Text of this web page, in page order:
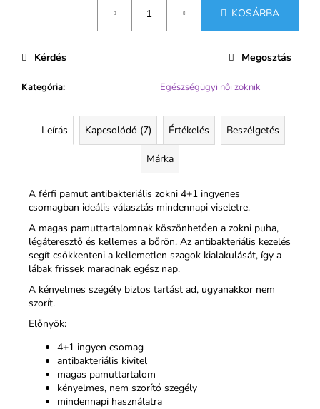
KOSÁRBA
Kategória: Egészségügyi női zoknik
Kérdés Megosztás
Leírás Kapcsolódó (7) Értékelés Beszélgetés
Márka
A férfi pamut antibakteriális zokni 4+1 ingyenes
csomagban ideális választás mindennapi viseletre.
A magas pamuttartalomnak köszönhetően a zokni puha,
légáteresztő és kellemes a bőrön. Az antibakteriális kezelés
segít csökkenteni a kellemetlen szagok kialakulását, így a
lábak frissek maradnak egész nap.
A kényelmes szegély biztos tartást ad, ugyanakkor nem
szorít.
Előnyök:
4+1 ingyen csomag
antibakteriális kivitel
magas pamuttartalom
kényelmes, nem szorító szegély
mindennapi használatra